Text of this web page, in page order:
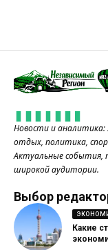
Новости и аналитика:
отдых, политика,
Актуальные события,
широкой аудитории.
Выбор
Какие